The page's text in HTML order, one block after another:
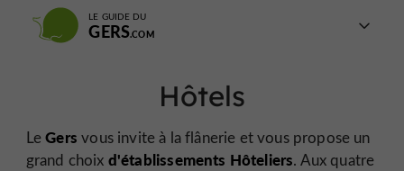
LE GUIDE DU
GERS
Hôtels
LeGers vous invite à la flânerie et vous propose un
grand choix d'établissements Hôteliers. Aux quatre